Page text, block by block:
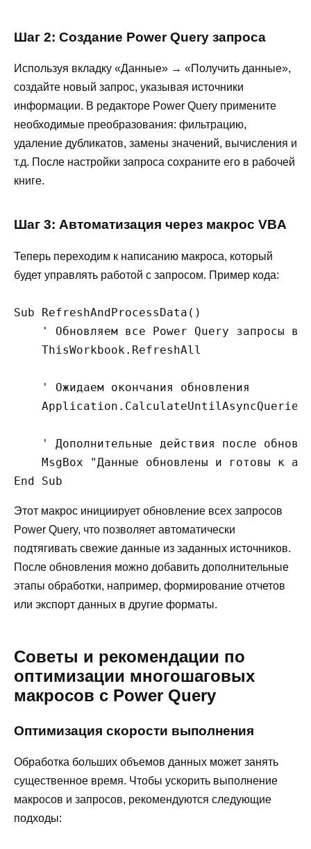
Шаг 2: Создание Power Query запроса
Используя вкладку «Данные» → «Получить данные»,
создайте новый запрос, указывая источники
информации. В редакторе Power Query примените
необходимые преобразования: фильтрацию,
удаление дубликатов, замены значений, вычисления и
т.д. После настройки запроса сохраните его в рабочей
книге.
Шаг 3: Автоматизация через макрос VBA
Теперь переходим к написанию макроса, который
будет управлять работой с запросом. Пример кода:
Sub RefreshAndProcessData()
' Обновляем все Power Query запросы в
    ThisWorkbook.RefreshAll
    ' Ожидаем окончания обновления
' Дополнительные действия после
MsgBox "Данные обновлены и готовы к
Этот макрос инициирует обновление всех запросов
Power Query, что позволяет автоматически
подтягивать свежие данные из заданных источников.
После обновления можно добавить дополнительные
этапы обработки, например, формирование отчетов
или экспорт данных в другие форматы.
Советы и рекомендации по
оптимизации многошаговых
макросов с Power Query
Оптимизация скорости выполнения
Обработка больших объемов данных может занять
существенное время. Чтобы ускорить выполнение
макросов и запросов, рекомендуются следующие
подходы: